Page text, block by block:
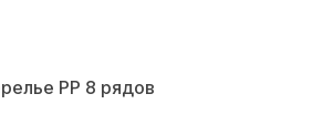
РР 8 рядов